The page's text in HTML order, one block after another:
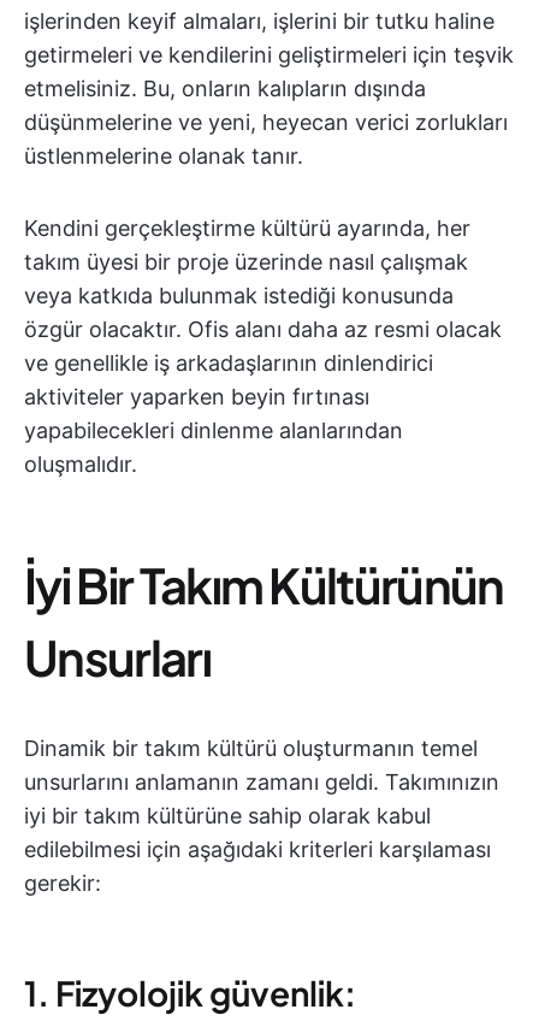
işlerinden keyif almaları, işlerini bir tutku haline
getirmeleri ve kendilerini geliştirmeleri için teşvik
etmelisiniz. Bu, onların kalıpların dışında
düşünmelerine ve yeni, heyecan verici zorlukları
üstlenmelerine olanak tanır.
Kendini gerçekleştirme kültürü ayarında, her
takım üyesi bir proje üzerinde nasıl çalışmak
veya katkıda bulunmak istediği konusunda
özgür olacaktır. Ofis alanı daha az resmi olacak
ve genellikle iş arkadaşlarının dinlendirici
aktiviteler yaparken beyin fırtınası
yapabilecekleri dinlenme alanlarından
oluşmalıdır.
İyi Bir Takım Kültürünün
Unsurları
Dinamik bir takım kültürü oluşturmanın temel
unsurlarını anlamanın zamanı geldi. Takımınızın
iyi bir takım kültürüne sahip olarak kabul
edilebilmesi için aşağıdaki kriterleri karşılaması
gerekir:
1. Fizyolojik güvenlik: